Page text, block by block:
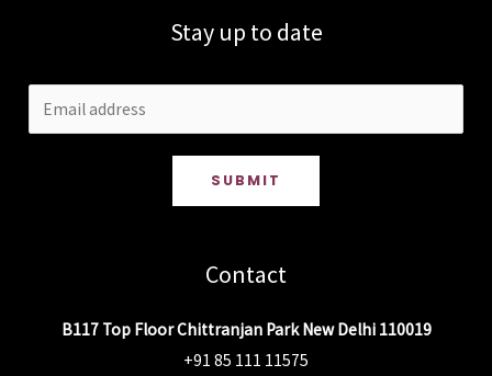
Stay up to date
SUBMIT
Contact
B117 Top Floor Chittranjan Park New Delhi 110019
+91 85 111 11575